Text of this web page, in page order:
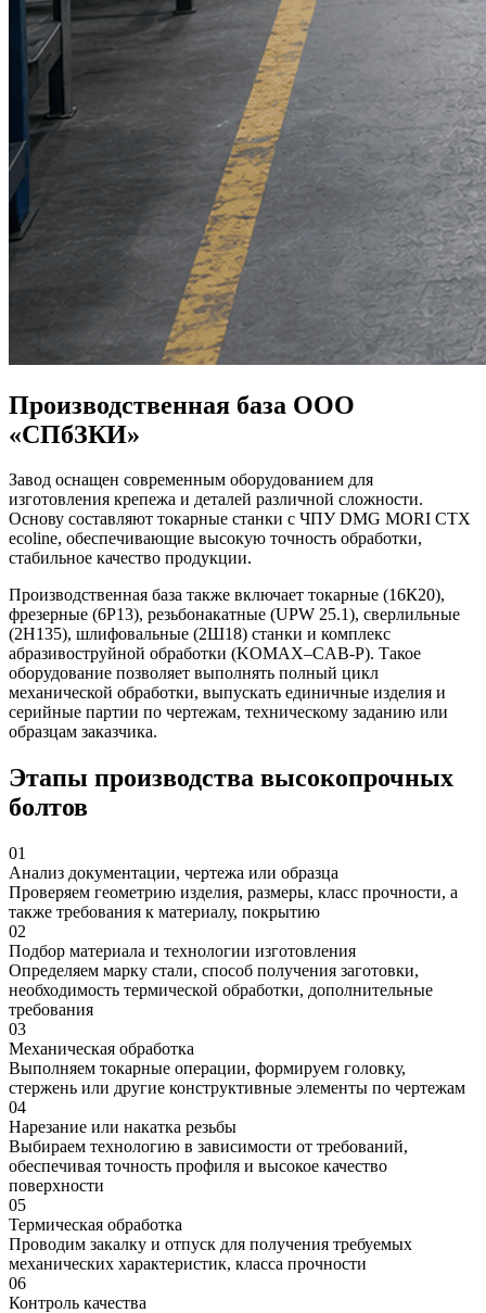
Производственная база ООО
«СПбЗКИ»
Завод оснащен современным оборудованием для
изготовления крепежа и деталей различной сложности.
Основу составляют токарные станки с ЧПУ DMG MORI CTX
ecoline, обеспечивающие высокую точность обработки,
стабильное качество продукции.
Производственная база также включает токарные (16К20),
фрезерные (6Р13), резьбонакатные (UPW 25.1), сверлильные
(2Н135), шлифовальные (2Ш18) станки и комплекс
абразивоструйной обработки (KOMAX–CAB-Р). Такое
оборудование позволяет выполнять полный цикл
механической обработки, выпускать единичные изделия и
серийные партии по чертежам, техническому заданию или
образцам заказчика.
Этапы производства высокопрочных
болтов
01
Анализ документации, чертежа или образца
Проверяем геометрию изделия, размеры, класс прочности, а
также требования к материалу, покрытию
02
Подбор материала и технологии изготовления
Определяем марку стали, способ получения заготовки,
необходимость термической обработки, дополнительные
требования
03
Механическая обработка
Выполняем токарные операции, формируем головку,
стержень или другие конструктивные элементы по чертежам
04
Нарезание или накатка резьбы
Выбираем технологию в зависимости от требований,
обеспечивая точность профиля и высокое качество
поверхности
05
Термическая обработка
Проводим закалку и отпуск для получения требуемых
механических характеристик, класса прочности
06
Контроль качества